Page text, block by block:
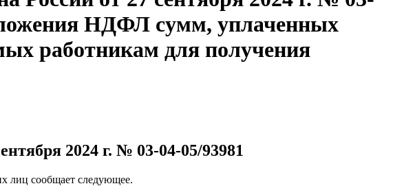
НДФЛ сумм, уплаченных
работникам для получения
2024 г. № 03-04-05/93981
лиц сообщает следующее.